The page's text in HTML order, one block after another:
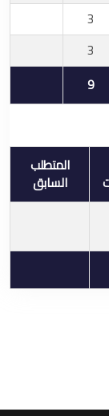
3
3
9
المتطلب
السابق